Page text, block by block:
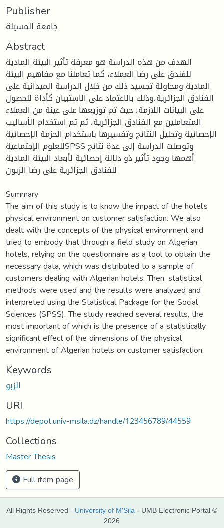
Publisher
جامعة المسيلة
Abstract
الهدف من هذه الدراسة هو معرفة تأثير البيئة المادية
للفندق على رضا العملاء، كما تعاملنا مع مفاهيم البيئة
المادية ومحاولة تجسيد ذلك من خلال الدراسة الميدانية على
الفنادق الجزائرية،وذلك بالاعتماد على الاستبيان كأداة للحصول
على البيانات اللازمة، حيث تم توزيعها على عينة من العملاء
المتعاملين مع الفنادق الجزائرية، ثم تم استخدام الأساليب
الإحصائية وتحليل النتائج وتفسيرها باستخدام الحزمة الإحصائية
للعلوم الإجتماعيةSPSS وتوصلت الدراسة إلى عدة نتائج
أهمها وجود تأثير ذو دلالة إحصائية لأبعاد البيئة المادية
للفنادق الجزائرية على رضا الزبون
Summary
The aim of this study is to know the impact of the hotel’s
physical environment on customer satisfaction. We also
dealt with the concepts of the physical environment and
tried to embody that through a field study on Algerian
hotels, relying on the questionnaire as a tool to obtain the
necessary data, which was distributed to a sample of
customers dealing with Algerian hotels. Then, statistical
methods were used and the results were analyzed and
interpreted using the Statistical Package for the Social
Sciences (SPSS). The study reached several results, the
most important of which is the presence of a statistically
significant effect of the dimensions of the physical
environment of Algerian hotels on customer satisfaction.
Keywords
الزبو
URI
https://depot.univ-msila.dz/handle/123456789/44559
Collections
Master Thesis
Full item page
All Rights Reserved - University of M'Sila - UMB Electronic Portal ©
2026